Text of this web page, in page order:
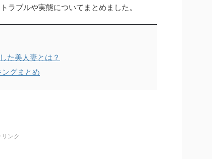
ラブルや実態についてまとめました。
た美人妻とは？
グまとめ
ンク